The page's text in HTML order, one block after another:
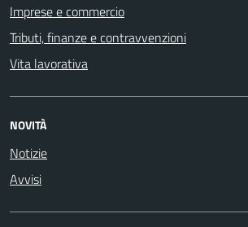
Imprese e commercio
Tributi, finanze e contravvenzioni
Vita lavorativa
NOVITÀ
Notizie
Avvisi